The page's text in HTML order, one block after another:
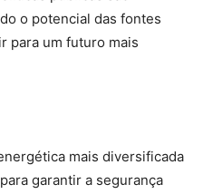
o potencial das fontes
para um futuro mais
mais diversificada
garantir a segurança